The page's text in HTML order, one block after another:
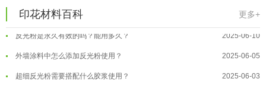
温变粉注塑后表面翻车？粗糙、颗粒... 2026-07-28
温变粉保质期有多久？开封后如何保... 2026-07-20
温变粉大批量保存指南｜做对这几步... 2026-07-17
温变粉"罢工"指南：为... 2026-07-10
印花材料百科 更多+
超细反光粉怎么印牢度才会更好？ 2025-06-11
外墙涂料中怎么添加反光粉使用？ 2025-06-05
超细反光粉需要搭配什么胶浆使用？ 2025-06-03